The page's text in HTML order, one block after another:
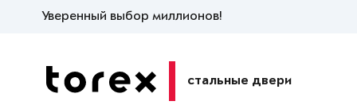
Уверенный выбор миллионов!
стальные двери